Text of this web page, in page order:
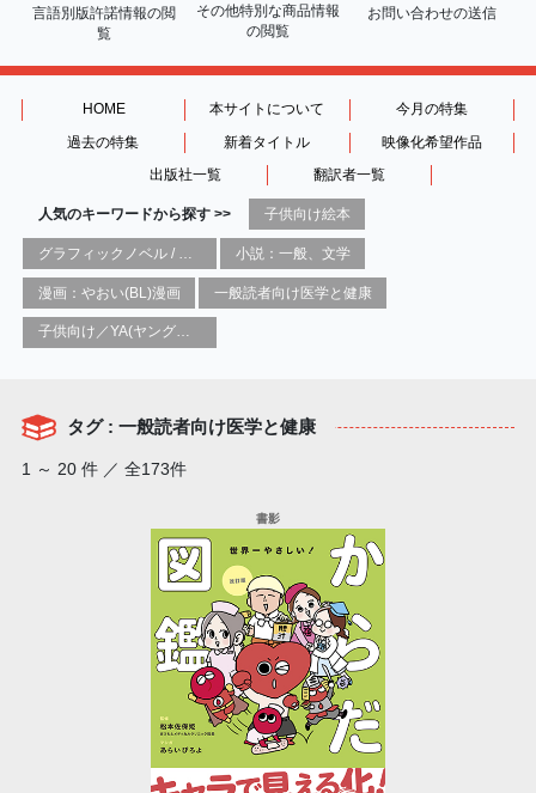
言語別版許諾情報の閲
覧
その他特別な商品情報
の閲覧
お問い合わせの送信
HOME 本サイトについて
今月の特集
過去の特集
新着タイトル
映像化希望作品
出版社一覧
翻訳者一覧
人気のキーワードから探す >> 子供向け絵本
小説：一般、文学
漫画：やおい(BL)漫画 一般読者向け医学と健康
子供向け／YA(ヤングアダルト)向け一般：芸術&芸術家
タグ : 一般読者向け医学と健康
1 ～ 20 件 ／ 全173件